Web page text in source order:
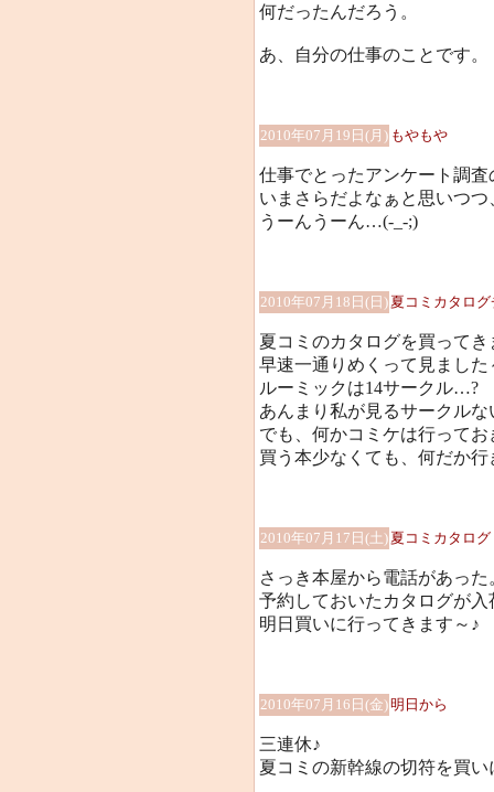
何だったんだろう。
あ、自分の仕事のことです。
2010年07月19日(月) もやもや
仕事でとったアンケート調
いまさらだよなぁと思いつ
うーんうーん…(-_-;)
2010年07月18日(日) 夏コミカタロ
夏コミのカタログを買ってき
早速一通りめくって見まし
ルーミックは14サークル…?
あんまり私が見るサークルな
でも、何かコミケは行って
買う本少なくても、何だか
2010年07月17日(土) 夏コミカタログ
さっき本屋から電話があった
予約しておいたカタログが
明日買いに行ってきます～♪
2010年07月16日(金)明日から
三連休♪
夏コミの新幹線の切符を買